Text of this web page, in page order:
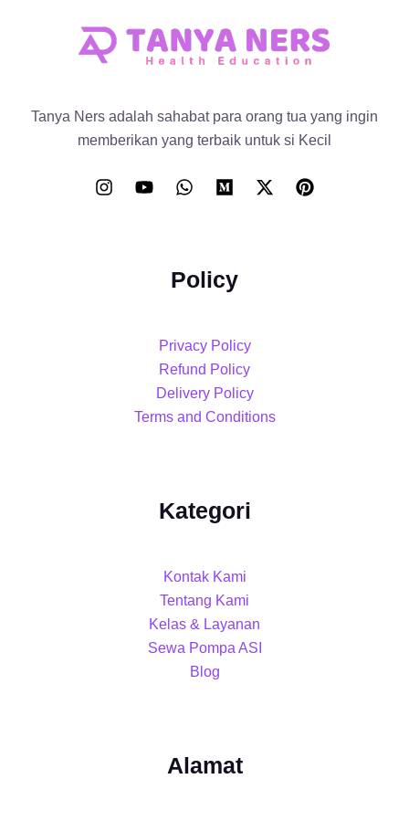
Tanya Ners adalah sahabat para orang tua yang ingin
memberikan yang terbaik untuk si Kecil
Policy
Privacy Policy
Refund Policy
Delivery Policy
Terms and Conditions
Kategori
Kontak Kami
Tentang Kami
Kelas & Layanan
Sewa Pompa ASI
Blog
Alamat